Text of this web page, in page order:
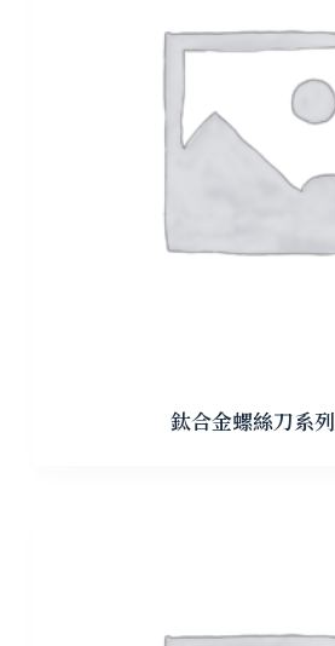
鈦合金螺絲刀系列